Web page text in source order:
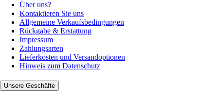
Über uns?
Kontaktieren Sie uns
Allgemeine Verkaufsbedingungen
Rückgabe & Erstattung
Impressum
Zahlungsarten
Lieferkosten und Versandoptionen
Hinweis zum Datenschutz
Unsere Geschäfte